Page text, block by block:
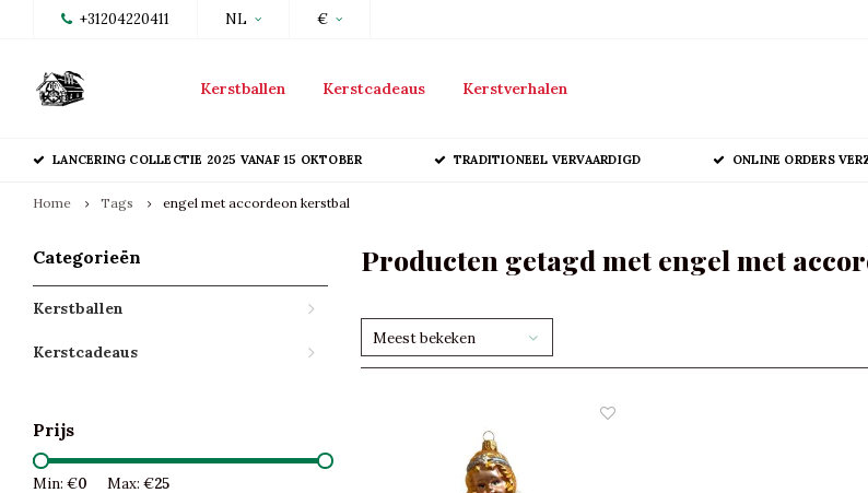
+31204220411 NL €
Kerstballen Kerstcadeaus Kerstverhalen
LANCERING COLLECTIE 2025 VANAF 15 OKTOBER TRADITIONEEL VERVAARDIGD ONLINE ORDERS
Home Tags engel met accordeon kerstbal
Categorieën
Kerstballen
Kerstcadeaus
Prijs
Min: €0 Max: €25
Producten getagd met engel met
Meest bekeken